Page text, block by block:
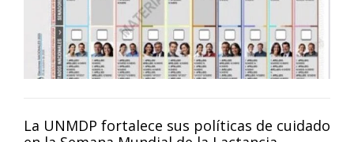
La UNMDP fortalece sus políticas de cuidado